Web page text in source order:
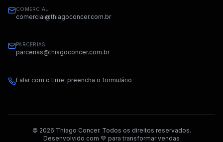
COMERCIAL
comercial@thiagoconcer.com.br
PARCERIAS
parcerias@thiagoconcer.com.br
Falar com o time: preencha o formulário
© 2026 Thiago Concer. Todos os direitos reservados.
Desenvolvido com 💚 para transformar vendas